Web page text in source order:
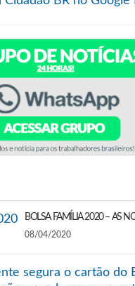
BOLSA FAMÍLIA 2020 – AS
08/04/2020